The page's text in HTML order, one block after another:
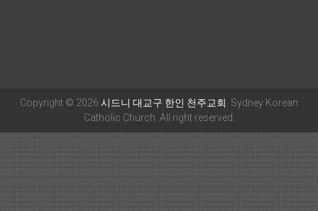
Copyright © 2026 시드니 대교구 한인 천주교회 . Sydney Korean
Catholic Church. All right reserved.